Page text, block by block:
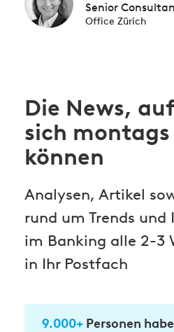
Senior
Office Zürich
Die News,
sich
können
Analysen, Artikel
rund um Trends
im Banking alle 2-3
in Ihr Postfach
9.000+ Personen